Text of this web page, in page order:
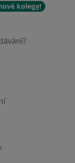
kolegy!